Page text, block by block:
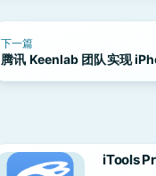
下一篇
腾讯 Keenlab 团队实现
iTools